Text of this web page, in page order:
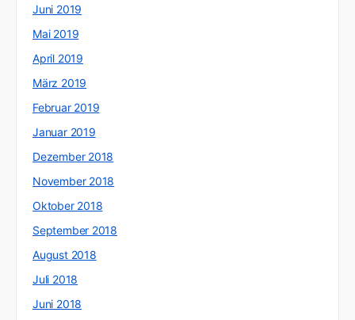
Juni 2019
Mai 2019
April 2019
März 2019
Februar 2019
Januar 2019
Dezember 2018
November 2018
Oktober 2018
September 2018
August 2018
Juli 2018
Juni 2018